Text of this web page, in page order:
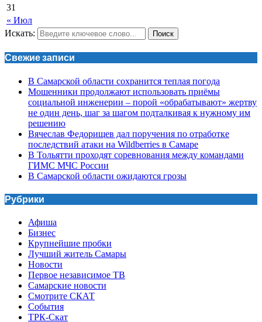
« Июл
31
Искать: Поиск
Свежие записи
В Самарской области сохранится теплая погода
Мошенники продолжают использовать приёмы
социальной инженерии – порой «обрабатывают» жертву
не один день, шаг за шагом подталкивая к нужному им
решению
Вячеслав Федорищев дал поручения по отработке
последствий атаки на Wildberries в Самаре
В Тольятти проходят соревнования между командами
ГИМС МЧС России
В Самарской области ожидаются грозы
Рубрики
Афиша
Бизнес
Крупнейшие пробки
Лучший житель Самары
Новости
Первое независимое ТВ
Самарские новости
Смотрите СКАТ
События
ТРК-Скат